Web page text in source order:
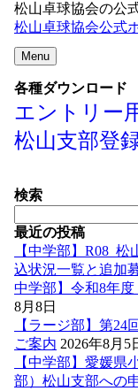
松山卓球協会の公
松山卓球協会公式
Menu
各種ダウンロード
エントリー
松山支部登
検索
最近の投稿
【中学部】R08_
込状況一覧と追加
中学部】令和8年
8月8日
【ラージ部】第
ご案内 2026年8月5
【中学部】愛媛県
部）松山支部への